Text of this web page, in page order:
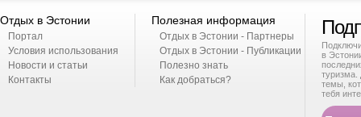
Отдых в Эстонии
Портал
Условия использования
Новости и статьи
Контакты
Полезная информация
Отдых в Эстонии - Партнеры
Отдых в Эстонии - Публикации
Полезно знать
Как добраться?
в
туризма.
темы,
тебя